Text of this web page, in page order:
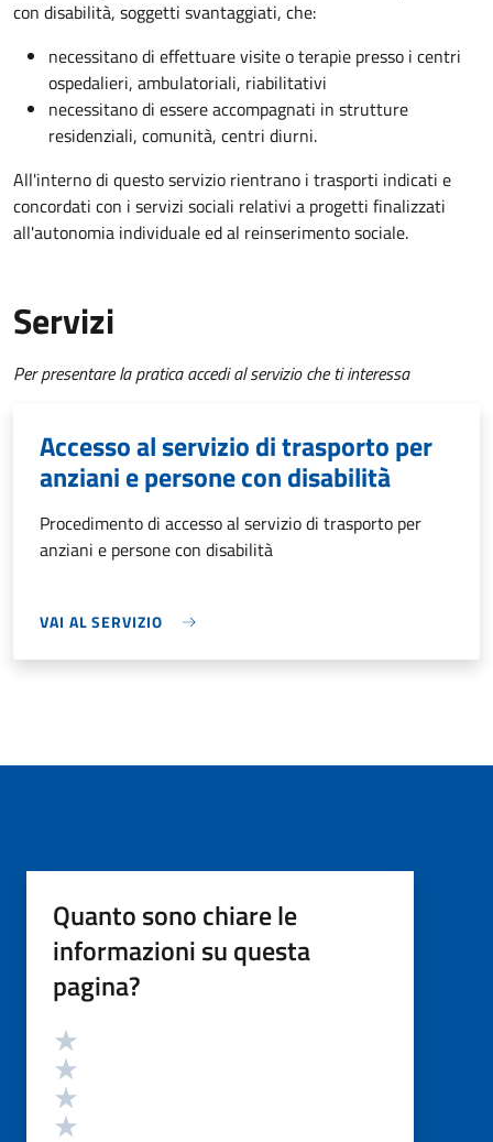
con disabilità, soggetti svantaggiati, che:
necessitano di effettuare visite o terapie presso i centri
ospedalieri, ambulatoriali, riabilitativi
necessitano di essere accompagnati in strutture
residenziali, comunità, centri diurni.
All'interno di questo servizio rientrano i trasporti indicati e
concordati con i servizi sociali relativi a progetti finalizzati
all'autonomia individuale ed al reinserimento sociale.
Servizi
Per presentare la pratica accedi al servizio che ti interessa
Accesso al servizio di trasporto per
anziani e persone con disabilità
Procedimento di accesso al servizio di trasporto per
anziani e persone con disabilità
VAI AL SERVIZIO
Quanto sono chiare le
informazioni su questa
pagina?
Valutazione